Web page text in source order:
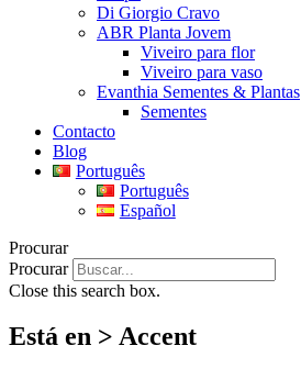
Di Giorgio Cravo
ABR Planta Jovem
Viveiro para flor
Viveiro para vaso
Evanthia Sementes & Plantas
Sementes
Contacto
Blog
Português
Português
Español
Procurar
Procurar
Close this search box.
Está en > Accent